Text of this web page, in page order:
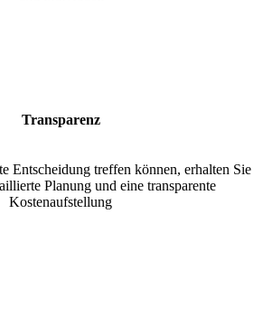
Transparenz
Entscheidung treffen können, erhalten Sie
Planung und eine transparente
Kostenaufstellung